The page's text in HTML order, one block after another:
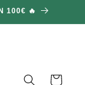
100€ 🔥
Mand